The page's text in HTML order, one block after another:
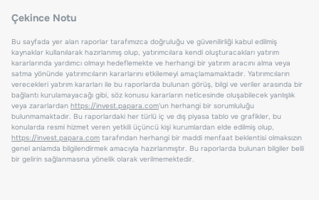
Çekince Notu
Bu sayfada yer alan raporlar tarafımızca doğruluğu ve güvenilirliği kabul edilmiş
kaynaklar kullanılarak hazırlanmış olup, yatırımcılara kendi oluşturacakları yatırım
kararlarında yardımcı olmayı hedeflemekte ve herhangi bir yatırım aracını alma veya
satma yönünde yatırımcıların kararlarını etkilemeyi amaçlamamaktadır. Yatırımcıların
verecekleri yatırım kararları ile bu raporlarda bulunan görüş, bilgi ve veriler arasında bir
bağlantı kurulamayacağı gibi, söz konusu kararların neticesinde oluşabilecek yanlışlık
veya zararlardan https://invest.papara.com'un herhangi bir sorumluluğu
bulunmamaktadır. Bu raporlardaki her türlü iç ve dış piyasa tablo ve grafikler, bu
konularda resmi hizmet veren yetkili üçüncü kişi kurumlardan elde edilmiş olup,
https://invest.papara.com tarafından herhangi bir maddi menfaat beklentisi olmaksızın
genel anlamda bilgilendirmek amacıyla hazırlanmıştır. Bu raporlarda bulunan bilgiler belli
bir gelirin sağlanmasına yönelik olarak verilmemektedir.